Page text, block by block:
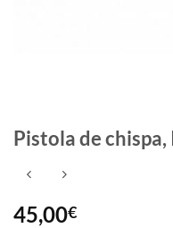
Pistola de
45,00€